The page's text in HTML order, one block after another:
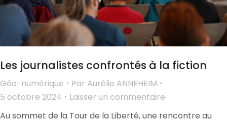
Les journalistes confrontés à la fiction
Géo-numérique Par Aurélie ANNEHEIM
5 octobre 2024
Laisser un commentaire
Au sommet de la Tour de la Liberté, une rencontre au